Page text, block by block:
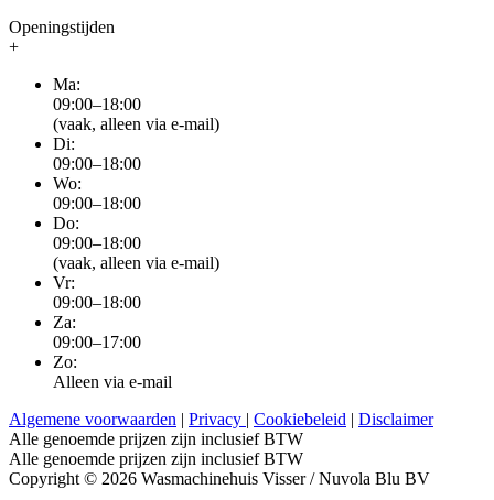
Openingstijden
+
Ma:
09:00–18:00
(vaak, alleen via e-mail)
Di:
09:00–18:00
Wo:
09:00–18:00
Do:
09:00–18:00
(vaak, alleen via e-mail)
Vr:
09:00–18:00
Za:
09:00–17:00
Zo:
Alleen via e-mail
Algemene voorwaarden | Privacy | Cookiebeleid | Disclaimer
Alle genoemde prijzen zijn inclusief BTW
Alle genoemde prijzen zijn inclusief BTW
Copyright © 2026 Wasmachinehuis Visser / Nuvola Blu BV